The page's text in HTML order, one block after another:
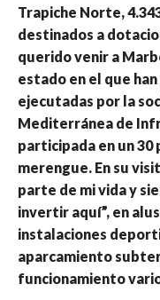
Trapiche Norte,
destinados a
querido venir a
estado en el que
ejecutadas por la
Mediterránea de
participada en un
merengue. En su
parte de mi vida y
invertir aquí”, en
instalaciones
aparcamiento
funcionamiento